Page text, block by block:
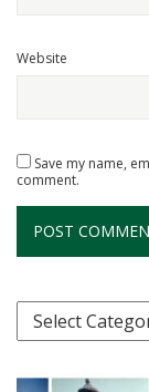
Website
Save my name,
comment.
a